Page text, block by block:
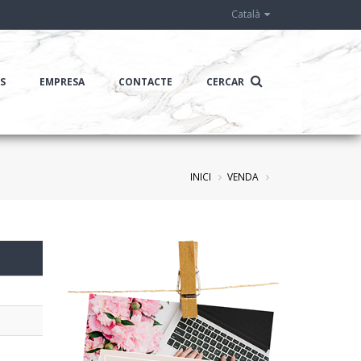
Català
EMPRESA CONTACTE CERCAR
INICI VENDA